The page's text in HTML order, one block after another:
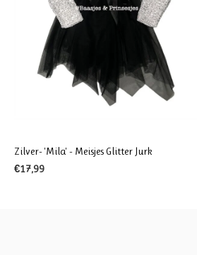
Zilver- 'Mila' - Meisjes Glitter Jurk
€17,99